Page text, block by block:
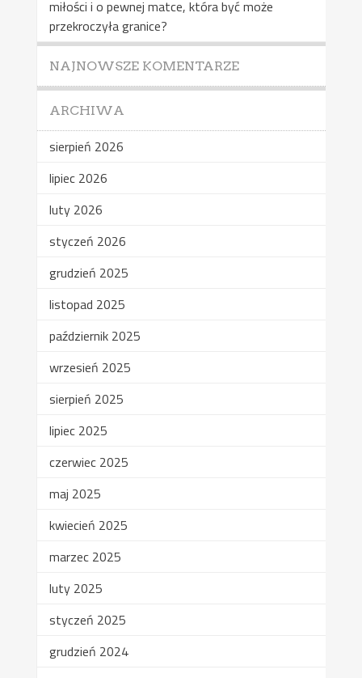
miłości i o pewnej matce, która być może
przekroczyła granice?
NAJNOWSZE KOMENTARZE
ARCHIWA
sierpień 2026
lipiec 2026
luty 2026
styczeń 2026
grudzień 2025
listopad 2025
październik 2025
wrzesień 2025
sierpień 2025
lipiec 2025
czerwiec 2025
maj 2025
kwiecień 2025
marzec 2025
luty 2025
styczeń 2025
grudzień 2024